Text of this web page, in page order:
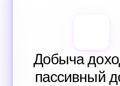
Добыча
пассивный